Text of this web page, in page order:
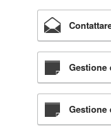
Gestione
Gestione